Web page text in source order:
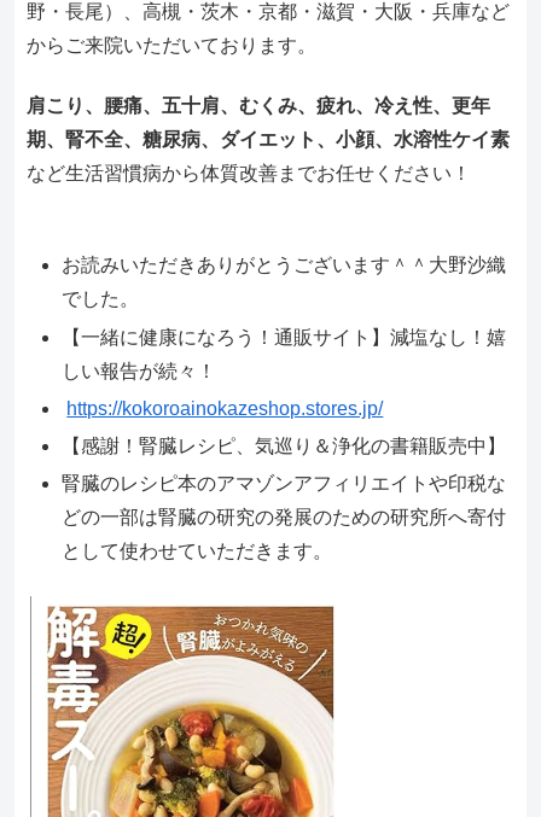
野・長尾）、高槻・茨木・京都・滋賀・大阪・兵庫など
からご来院いただいております。
肩こり、腰痛、五十肩、むくみ、疲れ、冷え性、更年
期、腎不全、糖尿病、ダイエット、小顔、水溶性ケイ素
など生活習慣病から体質改善までお任せください！
お読みいただきありがとうございます＾＾大野沙織
でした。
【一緒に健康になろう！通販サイト】減塩なし！嬉
しい報告が続々！
https://kokoroainokazeshop.stores.jp/
【感謝！腎臓レシピ、気巡り＆浄化の書籍販売中】
腎臓のレシピ本のアマゾンアフィリエイトや印税な
どの一部は腎臓の研究の発展のための研究所へ寄付
として使わせていただきます。